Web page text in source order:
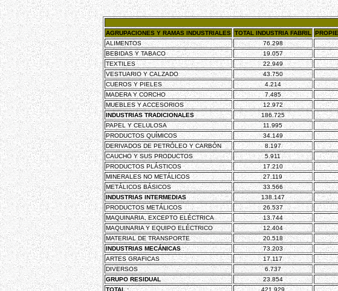
AGRUPACIONES Y RAMAS INDUSTRIALES TOTAL INDUSTRIA FABRIL
ALIMENTOS
76.298
BEBIDAS Y TABACO
19.057
TEXTILES
22.949
VESTUARIO Y CALZADO
43.750
CUEROS Y PIELES
4.214
MADERA Y CORCHO
7.485
MUEBLES Y ACCESORIOS
12.972
INDUSTRIAS TRADICIONALES
186.725
PAPEL Y CELULOSA
11.995
PRODUCTOS QUÍMICOS
34.149
DERIVADOS DE PETRÓLEO Y CARBÓN
8.197
CAUCHO Y SUS PRODUCTOS
5.911
PRODUCTOS PLÁSTICOS
17.210
MINERALES NO METÁLICOS
27.119
METÁLICOS BÁSICOS
33.566
INDUSTRIAS INTERMEDIAS
138.147
PRODUCTOS METÁLICOS
26.537
MAQUINARIA, EXCEPTO ELÉCTRICA
13.744
MAQUINARIA Y EQUIPO ELÉCTRICO
12.404
MATERIAL DE TRANSPORTE
20.518
INDUSTRIAS MECÁNICAS
73.203
ARTES GRAFICAS
17.117
DIVERSOS
6.737
GRUPO RESIDUAL
23.854
TOTAL :
421.929